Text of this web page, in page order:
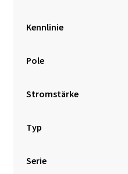
Kennlinie
Pole
Stromstärke
Typ
Serie